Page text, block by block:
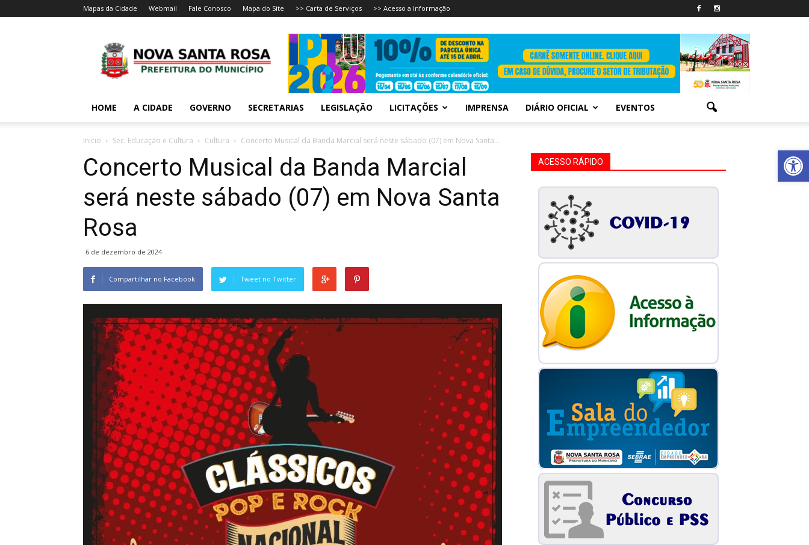
Abrir
Mapas da Cidade Webmail Fale Conosco Mapa do Site >> Carta de Serviços >> Acesso a Informação
HOME A CIDADE GOVERNO SECRETARIAS LEGISLAÇÃO LICITAÇÕES IMPRENSA DIÁRIO OFICIAL EVENTOS
Inicio Sec. Educação e Cultura Cultura Concerto Musical da Banda Marcial será neste sábado (07) em Nova Santa...
Concerto Musical da Banda Marcial
será neste sábado (07) em Nova Santa
Rosa
6 de dezembro de 2024
Compartilhar no Facebook Tweet no Twitter
ACESSO RÁPIDO